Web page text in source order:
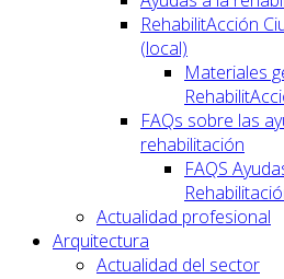
RehabilitAcción
(local)
Materiales
FAQs sobre las
rehabilitación
FAQS
Actualidad profesional
Arquitectura
Actualidad del sector